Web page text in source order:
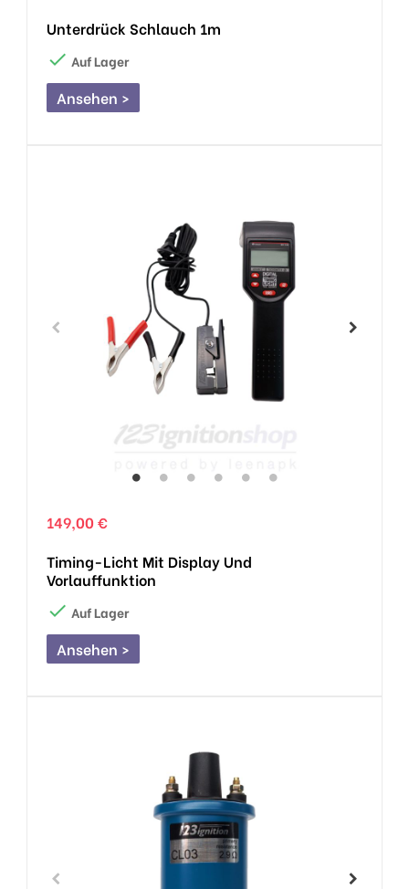
Unterdrück Schlauch 1m
 Auf Lager
Ansehen >
149,00 €
Timing-Licht Mit Display Und
Vorlauffunktion
 Auf Lager
Ansehen >